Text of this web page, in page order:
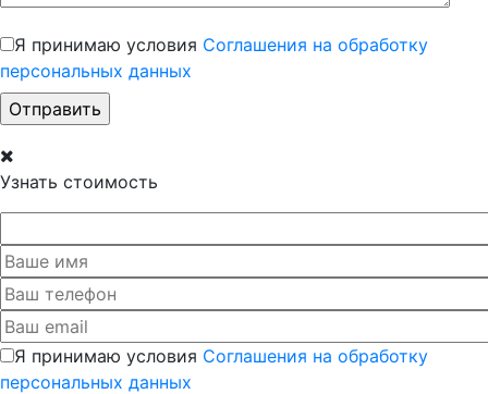
Я принимаю условия Соглашения на обработку
персональных данных
Узнать стоимость
Я принимаю условия Соглашения на обработку
персональных данных